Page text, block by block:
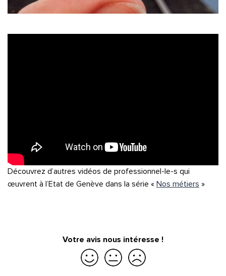
Découvrez d’autres vidéos de professionnel-le-s qui
œuvrent à l’Etat de Genève dans la série « Nos métiers »
Votre avis nous intéresse !